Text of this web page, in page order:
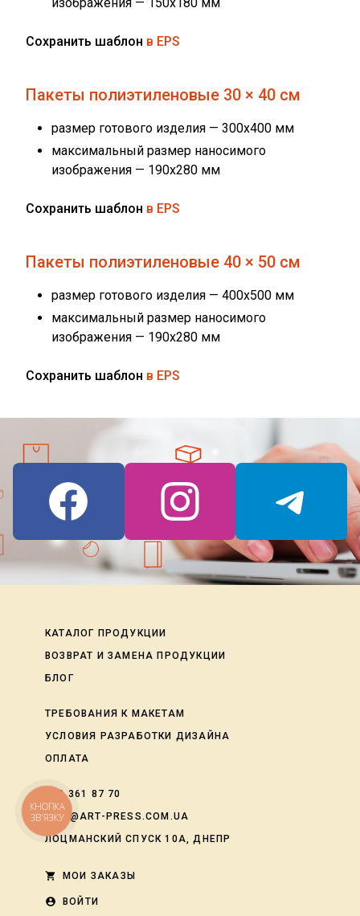
Сохранить шаблон в EPS
Пакеты полиэтиленовые 30 × 40 см
размер готового изделия — 300x400 мм
максимальный размер наносимого
изображения — 190х280 мм
Сохранить шаблон в EPS
Пакеты полиэтиленовые 40 × 50 см
размер готового изделия — 400x500 мм
максимальный размер наносимого
изображения — 190х280 мм
Сохранить шаблон в EPS
КАТАЛОГ ПРОДУКЦИИ
ВОЗВРАТ И ЗАМЕНА ПРОДУКЦИИ
БЛОГ
ТРЕБОВАНИЯ К МАКЕТАМ
УСЛОВИЯ РАЗРАБОТКИ ДИЗАЙНА
ОПЛАТА
050 361 87 70
INFO@ART-PRESS.COM.UA
ЛОЦМАНСКИЙ СПУСК 10А, ДНЕПР
shopping_cart МОИ ЗАКАЗЫ
account_circle ВОЙТИ
КНОПКА
ЗВ'ЯЗКУ